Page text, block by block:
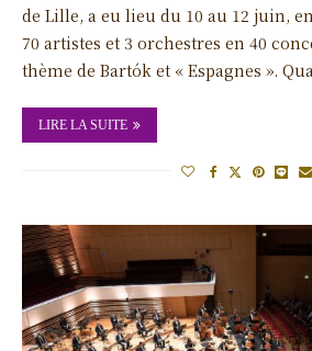
de Lille, a eu lieu du 10 au 12 juin,
70 artistes et 3 orchestres en 40
thème de Bartók et « Espagnes ».
LIRE LA SUITE